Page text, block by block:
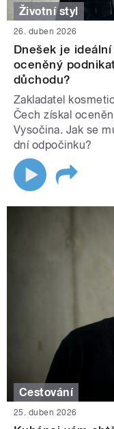
Životní styl
26. duben 2026
Dnešek je
oceněný
důchodu?
Zakladatel
Čech získal
Vysočina. Jak se
dní odpočinku?
Cestování
25. duben 2026